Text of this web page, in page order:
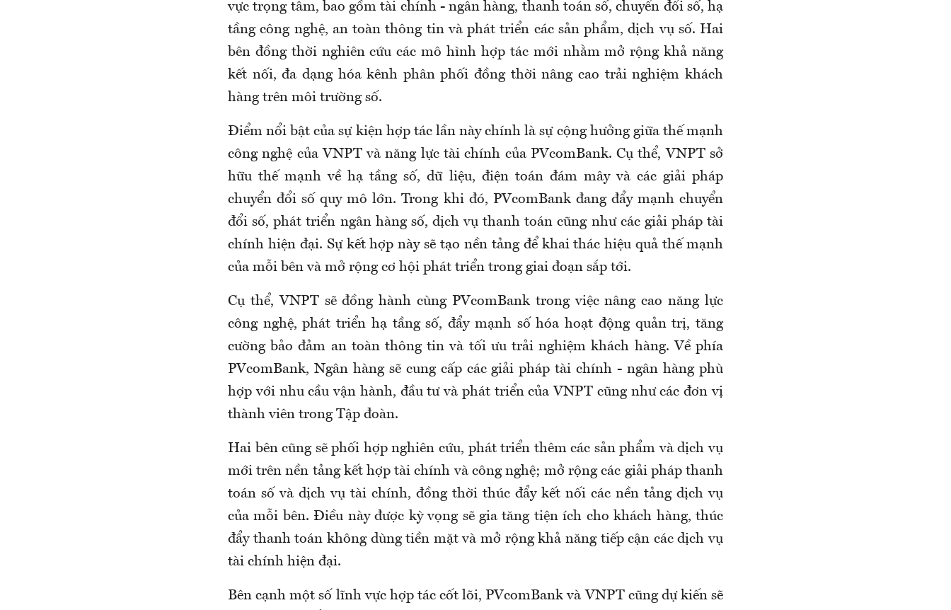
vực trọng tâm, bao gồm tài chính - ngân hàng, thanh toán số, chuyển đổi số, hạ
tầng công nghệ, an toàn thông tin và phát triển các sản phẩm, dịch vụ số. Hai
bên đồng thời nghiên cứu các mô hình hợp tác mới nhằm mở rộng khả năng
kết nối, đa dạng hóa kênh phân phối đồng thời nâng cao trải nghiệm khách
hàng trên môi trường số.
Điểm nổi bật của sự kiện hợp tác lần này chính là sự cộng hưởng giữa thế mạnh
công nghệ của VNPT và năng lực tài chính của PVcomBank. Cụ thể, VNPT sở
hữu thế mạnh về hạ tầng số, dữ liệu, điện toán đám mây và các giải pháp
chuyển đổi số quy mô lớn. Trong khi đó, PVcomBank đang đẩy mạnh chuyển
đổi số, phát triển ngân hàng số, dịch vụ thanh toán cũng như các giải pháp tài
chính hiện đại. Sự kết hợp này sẽ tạo nền tảng để khai thác hiệu quả thế mạnh
của mỗi bên và mở rộng cơ hội phát triển trong giai đoạn sắp tới.
Cụ thể, VNPT sẽ đồng hành cùng PVcomBank trong việc nâng cao năng lực
công nghệ, phát triển hạ tầng số, đẩy mạnh số hóa hoạt động quản trị, tăng
cường bảo đảm an toàn thông tin và tối ưu trải nghiệm khách hàng. Về phía
PVcomBank, Ngân hàng sẽ cung cấp các giải pháp tài chính - ngân hàng phù
hợp với nhu cầu vận hành, đầu tư và phát triển của VNPT cũng như các đơn vị
thành viên trong Tập đoàn.
Hai bên cũng sẽ phối hợp nghiên cứu, phát triển thêm các sản phẩm và dịch vụ
mới trên nền tảng kết hợp tài chính và công nghệ; mở rộng các giải pháp thanh
toán số và dịch vụ tài chính, đồng thời thúc đẩy kết nối các nền tảng dịch vụ
của mỗi bên. Điều này được kỳ vọng sẽ gia tăng tiện ích cho khách hàng, thúc
đẩy thanh toán không dùng tiền mặt và mở rộng khả năng tiếp cận các dịch vụ
tài chính hiện đại.
Bên cạnh một số lĩnh vực hợp tác cốt lõi, PVcomBank và VNPT cũng dự kiến sẽ